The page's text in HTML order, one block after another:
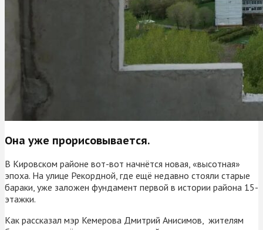
Она уже прорисовывается.
В Кировском районе вот-вот начнётся новая, «высотная»
эпоха. На улице Рекордной, где ещё недавно стояли старые
бараки, уже заложен фундамент первой в истории района 15-
этажки.
Как рассказал мэр Кемерова Дмитрий Анисимов, жителям